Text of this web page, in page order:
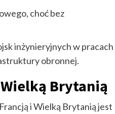
choć bez
inżynieryjnych w pracach
obronnej.
Brytanią
i Wielką Brytanią jest